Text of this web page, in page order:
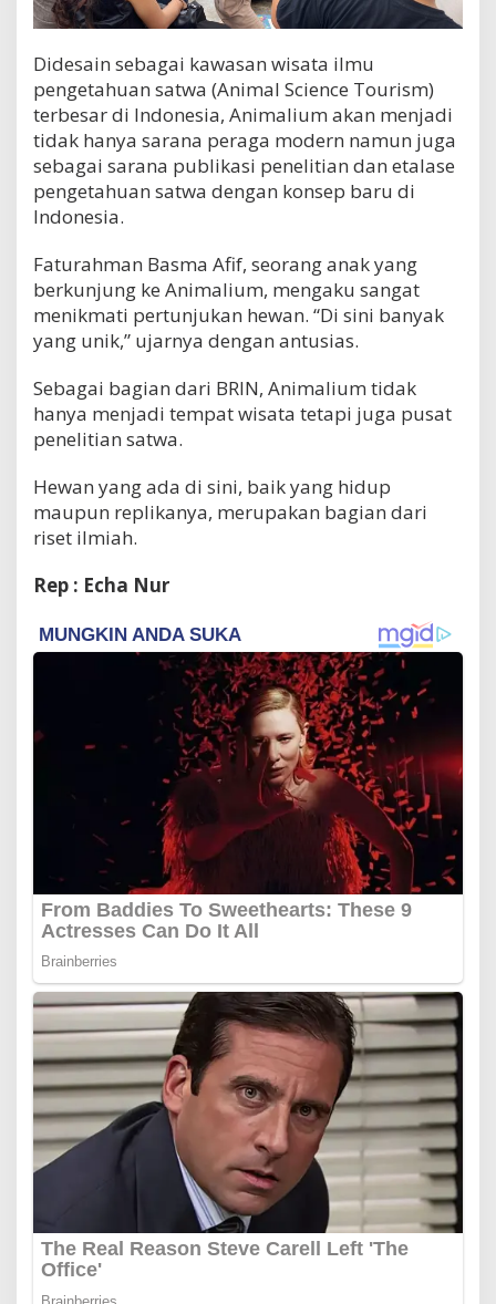
Didesain sebagai kawasan wisata ilmu
pengetahuan satwa (Animal Science Tourism)
terbesar di Indonesia, Animalium akan menjadi
tidak hanya sarana peraga modern namun juga
sebagai sarana publikasi penelitian dan etalase
pengetahuan satwa dengan konsep baru di
Indonesia.
Faturahman Basma Afif, seorang anak yang
berkunjung ke Animalium, mengaku sangat
menikmati pertunjukan hewan. “Di sini banyak
yang unik,” ujarnya dengan antusias.
Sebagai bagian dari BRIN, Animalium tidak
hanya menjadi tempat wisata tetapi juga pusat
penelitian satwa.
Hewan yang ada di sini, baik yang hidup
maupun replikanya, merupakan bagian dari
riset ilmiah.
Rep : Echa Nur